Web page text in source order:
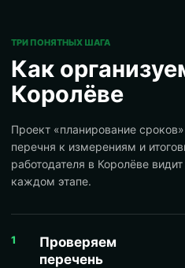
ТРИ ПОНЯТНЫХ ШАГА
Как
Королёве
Проект «планирование
перечня к измерениям и
работодателя в Королёве
каждом этапе.
1
Проверяем
перечень